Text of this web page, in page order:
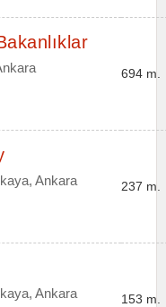
694 m.
Ankara 237 m.
Ankara 153 m.